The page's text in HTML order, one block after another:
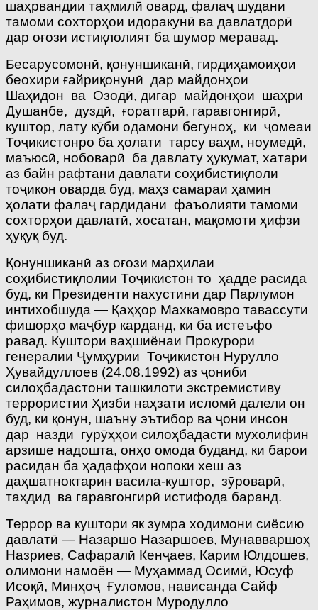
шаҳрвандии таҳмилӣ овард, фалаҷ шудани
тамоми сохторҳои идоракунӣ ва давлатдорӣ
дар оғози истиқлолият ба шумор меравад.
Бесарусомонӣ, қонуншиканӣ, гирдиҳамоиҳои
беохири ғайриқонунӣ дар майдонҳои
Шаҳидон ва Озодӣ, дигар майдонҳои шаҳри
Душанбе, дуздӣ, ғоратгарӣ, гаравгонгирӣ,
куштор, лату кӯби одамони бегуноҳ, ки ҷомеаи
Тоҷикистонро ба ҳолати тарсу ваҳм, ноумедӣ,
маъюсӣ, нобоварӣ ба давлату ҳукумат, хатари
аз байн рафтани давлати соҳибистиқлоли
тоҷикон оварда буд, маҳз самараи ҳамин
ҳолати фалаҷ гардидани фаъолияти тамоми
сохторҳои давлатӣ, хосатан, мақомоти ҳифзи
ҳуқуқ буд.
Қонуншиканӣ аз оғози марҳилаи
соҳибистиқлолии Тоҷикистон то ҳадде расида
буд, ки Президенти нахустини дар Парлумон
интихобшуда — Қаҳҳор Махкамовро тавассути
фишорҳо маҷбур карданд, ки ба истеъфо
равад. Куштори ваҳшиёнаи Прокурори
генералии Ҷумҳурии Тоҷикистон Нурулло
Ҳувайдуллоев (24.08.1992) аз ҷониби
силоҳбадастони ташкилоти экстремистиву
террористии Ҳизби наҳзати исломӣ далели он
буд, ки қонун, шаъну эътибор ва ҷони инсон
дар назди гурӯҳҳои силоҳбадасти мухолифин
арзише надошта, онҳо омода буданд, ки барои
расидан ба ҳадафҳои нопоки хеш аз
даҳшатноктарин васила-куштор, зӯроварӣ,
таҳдид ва гаравгонгирӣ истифода баранд.
Террор ва куштори як зумра ходимони сиёсию
давлатӣ — Назаршо Назаршоев, Мунавваршоҳ
Назриев, Сафаралӣ Кенҷаев, Карим Юлдошев,
олимони намоён — Муҳаммад Осимӣ, Юсуф
Исоқӣ, Минҳоҷ Ғуломов, нависанда Сайф
Раҳимов, журналистон Муродулло